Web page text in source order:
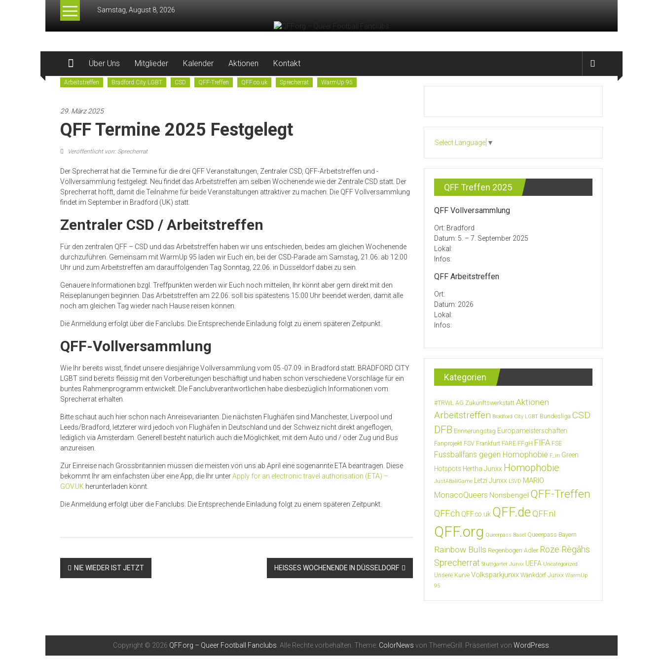
Samstag, August 8, 2026
QFF.org
–
Queer
Football
Fanclubs
Über Uns Mitglieder Kalender Aktionen Kontakt
Arbeitstreffen Bradford City LGBT CSD QFF-Treffen QFF.co.uk Sprecherrat WarmUp 95
29. März 2025
QFF Termine 2025 Festgelegt
Veröffentlicht von: Sprecherrat
Der Sprecherrat hat die Termine für die drei QFF Veranstaltungen, Zentraler CSD, QFF-Arbeitstreffen und -
Vollversammlung festgelegt. Neu findet das Arbeitstreffen am selben Wochenende wie der Zentrale CSD statt. Der
Sprecherrat hofft, damit die Teilnahme für beide Veranstaltungen attraktiver zu machen. Die QFF Vollversammlung
findet im September in Bradford (UK) statt.
Zentraler CSD / Arbeitstreffen
Für den zentralen QFF – CSD und das Arbeitstreffen haben wir uns entschieden, beides am gleichen Wochenende
durchzuführen. Gemeinsam mit WarmUp 95 laden wir Euch ein, bei der CSD-Parade am Samstag, 21.06. ab 12:00
Uhr und zum Arbeitstreffen am darauffolgenden Tag Sonntag, 22.06. in Düsseldorf dabei zu sein.
Genauere Informationen bzgl. Treffpunkten werden wir Euch noch mitteilen, Ihr könnt aber gern direkt mit den
Reiseplanungen beginnen. Das Arbeitstreffen am 22.06. soll bis spätestens 15:00 Uhr beendet werden, damit alle
noch am gleichen Tag wieder nach Hause reisen können.
Die Anmeldung erfolgt über die Fanclubs. Die Entsprechende Einladung folgt zu einem späteren Zeitpunkt.
QFF-Vollversammlung
Wie Ihr bereits wisst, findet unsere diesjährige Vollversammlung vom 05.-07.09. in Bradford statt. BRADFORD CITY
LGBT sind bereits fleissig mit den Vorbereitungen beschäftigt und haben schon verschiedene Vorschläge für ein
buntes Rahmenprogramm entwickelt. DIe Fanclubverantwortlichen habe diesbezüglich Informationen vom
Sprecherrat erhalten.
Bitte schaut auch hier schon nach Anreisevarianten. Die nächsten Flughäfen sind Manchester, Liverpool und
Leeds/Bradford, letzterer wird jedoch von Flughäfen in Deutschland und der Schweiz nicht direkt angeflogen,
lediglich via Amsterdam. Generell besteht natürlich auch die Möglichkeit, mit dem Auto und / oder Zug und Bus
anzureisen.
Zur Einreise nach Grossbritannien müssen die meisten von uns ab April eine sogenannte ETA beantragen. Diese
bekommt Ihr am einfachsten über eine App, die Ihr unterApply for an electronic travel authorisation (ETA) –
GOV.UK herunterladen könnt.
Die Anmeldung erfolgt über die Fanclubs. Die Entsprechende Einladung folgt zu einem späteren Zeitpunkt.
Beitragsnavigation
NIE WIEDER IST JETZT HEISSES WOCHENENDE IN DÜSSELDORF
Select Language ▼
QFF Treffen 2025
QFF Vollversammlung
Ort: Bradford
Datum: 5. – 7. September 2025
Lokal:
Infos:
QFF Arbeitstreffen
Ort:
Datum: 2026
Lokal:
Infos:
Kategorien
#TRWL AG Zukunftswerkstatt Aktionen
Arbeitstreffen Bradford City LGBT Bundesliga CSD
DFB Erinnerungstag Europameisterschaften
Fanprojekt FSV Frankfurt FARE FFgH FIFA FSE
Fussballfans gegen Homophobie F_in Green
Hotspots Hertha Junxx Homophobie
JustABallGame Letzi Junxx LSVD MARIO
MonacoQueers Norisbengel QFF-Treffen
QFF.ch QFF.co.uk QFF.de QFF.nl
QFF.org Queerpass Basel Queerpass Bayern
Rainbow Bulls Regenbogen Adler Roze Règâhs
Sprecherrat Stuttgarter Junxx UEFA Uncategorized
Unsere Kurve Volksparkjunxx Wankdorf Junxx WarmUp
95
Copyright © 2026 QFF.org – Queer Football Fanclubs . Alle Rechte vorbehalten. Theme: ColorNews von ThemeGrill. Präsentiert von WordPress